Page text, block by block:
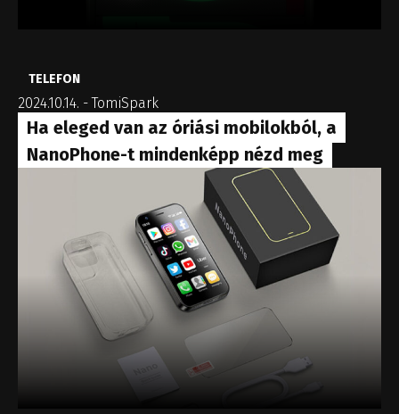
TELEFON
2024.10.14. -TomiSpark
Ha eleged van az óriási mobilokból, a
NanoPhone-t mindenképp nézd meg